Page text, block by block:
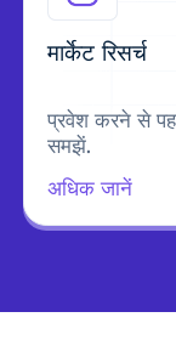
मार्केट रिसर्च
प्रवेश करने से
समझें.
अधिक जानें